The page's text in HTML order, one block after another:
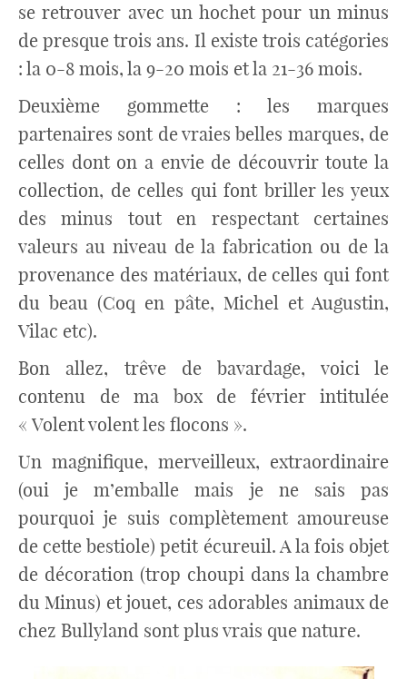
se retrouver avec un hochet pour un minus
de presque trois ans. Il existe trois catégories
: la 0-8 mois, la 9-20 mois et la 21-36 mois.
Deuxième gommette : les marques
partenaires sont de vraies belles marques, de
celles dont on a envie de découvrir toute la
collection, de celles qui font briller les yeux
des minus tout en respectant certaines
valeurs au niveau de la fabrication ou de la
provenance des matériaux, de celles qui font
du beau (Coq en pâte, Michel et Augustin,
Vilac etc).
Bon allez, trêve de bavardage, voici le
contenu de ma box de février intitulée
« Volent volent les flocons ».
Un magnifique, merveilleux, extraordinaire
(oui je m’emballe mais je ne sais pas
pourquoi je suis complètement amoureuse
de cette bestiole) petit écureuil. A la fois objet
de décoration (trop choupi dans la chambre
du Minus) et jouet, ces adorables animaux de
chez Bullyland sont plus vrais que nature.